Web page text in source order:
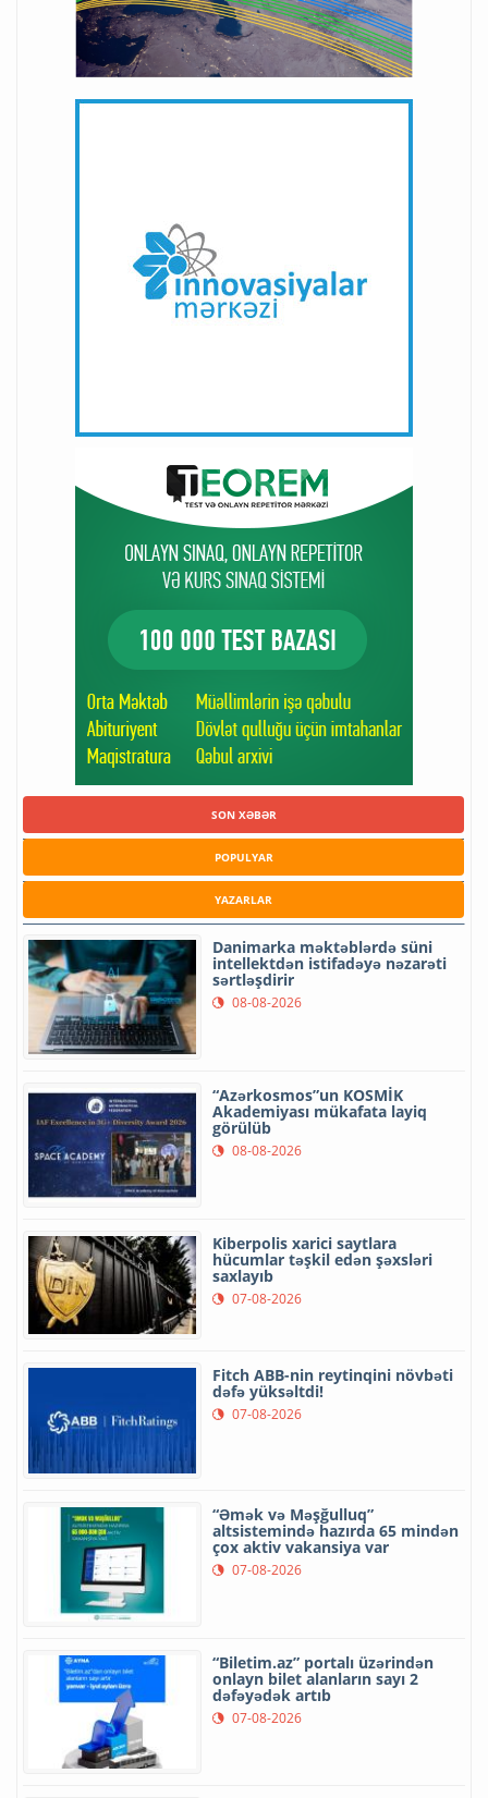
SON XƏBƏR
POPULYAR
YAZARLAR
Danimarka məktəblərdə süni
intellektdən istifadəyə nəzarəti
sərtləşdirir
08-08-2026
“Azərkosmos”un KOSMİK
Akademiyası mükafata layiq
görülüb
08-08-2026
Kiberpolis xarici saytlara
hücumlar təşkil edən şəxsləri
saxlayıb
07-08-2026
Fitch ABB-nin reytinqini növbəti
dəfə yüksəltdi!
07-08-2026
“Əmək və Məşğulluq”
altsistemində hazırda 65 mindən
çox aktiv vakansiya var
07-08-2026
“Biletim.az” portalı üzərindən
onlayn bilet alanların sayı 2
dəfəyədək artıb
07-08-2026